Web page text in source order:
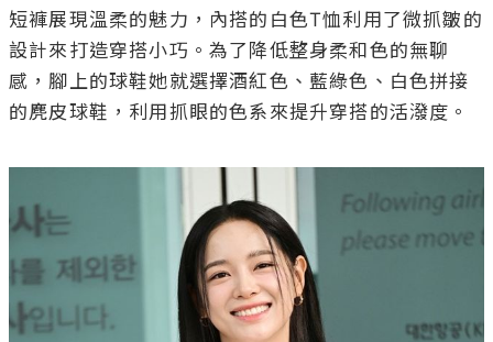
短褲展現溫柔的魅力，內搭的白色T恤利用了微抓皺的
設計來打造穿搭小巧。為了降低整身柔和色的無聊
感，腳上的球鞋她就選擇酒紅色、藍綠色、白色拼接
的麂皮球鞋，利用抓眼的色系來提升穿搭的活潑度。